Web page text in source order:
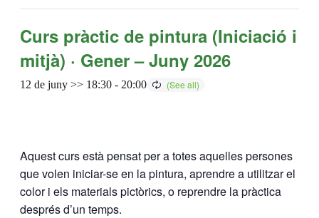
Curs pràctic de pintura (Iniciació i
mitjà) · Gener – Juny 2026
12 de juny >> 18:30 - 20:00
Aquest curs està pensat per a totes aquelles persones
que volen iniciar-se en la pintura, aprendre a utilitzar el
color i els materials pictòrics, o reprendre la pràctica
després d’un temps.